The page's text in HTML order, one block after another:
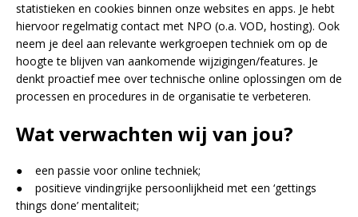
statistieken en cookies binnen onze websites en apps. Je hebt
hiervoor regelmatig contact met NPO (o.a. VOD, hosting). Ook
neem je deel aan relevante werkgroepen techniek om op de
hoogte te blijven van aankomende wijzigingen/features. Je
denkt proactief mee over technische online oplossingen om de
processen en procedures in de organisatie te verbeteren.
Wat verwachten wij van jou?
● een passie voor online techniek;
● positieve vindingrijke persoonlijkheid met een ‘gettings
things done’ mentaliteit;